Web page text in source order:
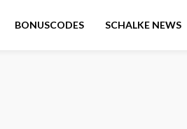
BONUSCODES SCHALKE NEWS